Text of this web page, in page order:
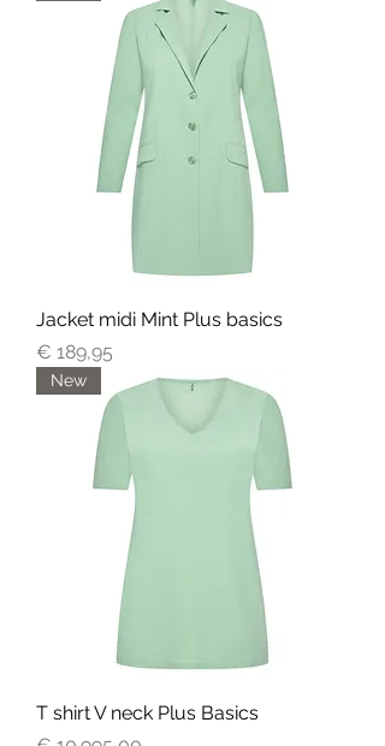
Jacket midi Mint Plus basics
Prijs
€ 189,95
New
T shirt V neck Plus Basics